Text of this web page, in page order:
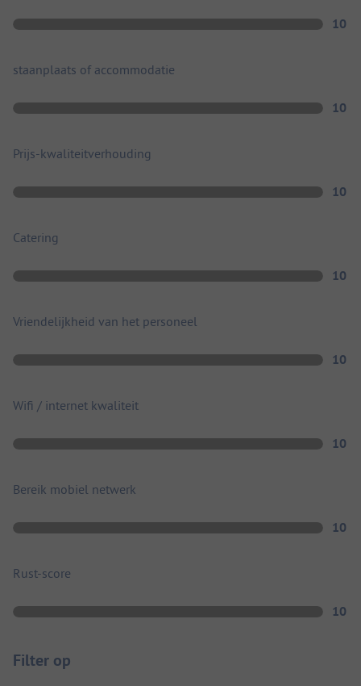
10
staanplaats of accommodatie
10
Prijs-kwaliteitverhouding
10
Catering
10
Vriendelijkheid van het personeel
10
Wifi / internet kwaliteit
10
Bereik mobiel netwerk
10
Rust-score
10
Filter op